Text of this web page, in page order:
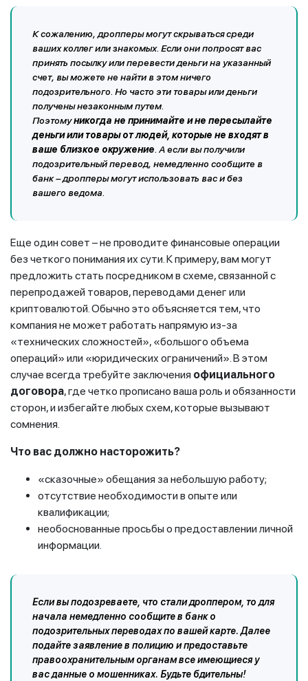
К сожалению, дропперы могут скрываться среди
ваших коллег или знакомых. Если они попросят вас
принять посылку или перевести деньги на указанный
счет, вы можете не найти в этом ничего
подозрительного. Но часто эти товары или деньги
получены незаконным путем.
Поэтомуникогда не принимайте и не пересылайте
деньги или товары от людей, которые не входят в
ваше близкое окружение. А если вы получили
подозрительный перевод, немедленно сообщите в
банк – дропперы могут использовать вас и без
вашего ведома.
Еще один совет – не проводите финансовые операции
без четкого понимания их сути. К примеру, вам могут
предложить стать посредником в схеме, связанной с
перепродажей товаров, переводами денег или
криптовалютой. Обычно это объясняется тем, что
компания не может работать напрямую из-за
«технических сложностей», «большого объема
операций» или «юридических ограничений». В этом
случае всегда требуйте заключения официального
договора, где четко прописано ваша роль и обязанности
сторон, и избегайте любых схем, которые вызывают
сомнения.
Что вас должно насторожить?
«сказочные» обещания за небольшую работу;
отсутствие необходимости в опыте или
квалификации;
необоснованные просьбы о предоставлении личной
информации.
Если вы подозреваете, что стали дроппером, то для
начала немедленно сообщите в банк о
подозрительных переводах по вашей карте. Далее
подайте заявление в полицию и предоставьте
правоохранительным органам все имеющиеся у
вас данные о мошенниках. Будьте бдительны!